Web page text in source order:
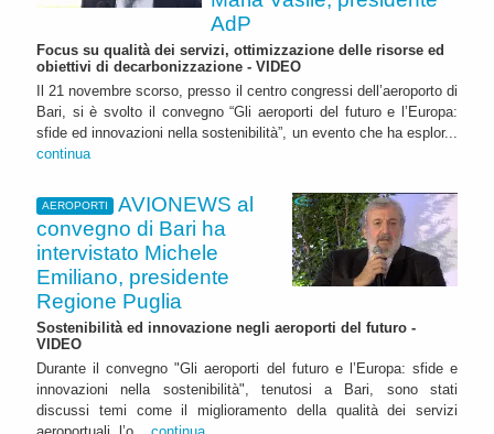
AdP
Focus su qualità dei servizi, ottimizzazione delle risorse ed
obiettivi di decarbonizzazione - VIDEO
Il 21 novembre scorso, presso il centro congressi dell’aeroporto di
Bari, si è svolto il convegno “Gli aeroporti del futuro e l’Europa:
sfide ed innovazioni nella sostenibilità”, un evento che ha esplor...
continua
AEROPORTI
AVIONEWS al
convegno di Bari ha
intervistato Michele
Emiliano, presidente
Regione Puglia
Sostenibilità ed innovazione negli aeroporti del futuro -
VIDEO
Durante il convegno "Gli aeroporti del futuro e l’Europa: sfide e
innovazioni nella sostenibilità", tenutosi a Bari, sono stati
discussi temi come il miglioramento della qualità dei servizi